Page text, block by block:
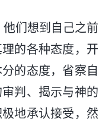
们想到自己之前
的各种态度，开
的态度，省察自
判、揭示与神的
地承认接受，然